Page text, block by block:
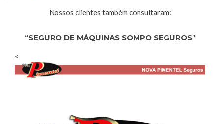
Nossos clientes também consultaram:
“SEGURO DE MÁQUINAS SOMPO SEGUROS”
<